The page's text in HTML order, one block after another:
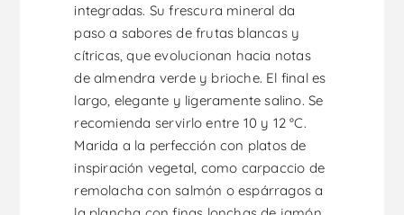
integradas. Su frescura mineral da
paso a sabores de frutas blancas y
cítricas, que evolucionan hacia notas
de almendra verde y brioche. El final es
largo, elegante y ligeramente salino. Se
recomienda servirlo entre 10 y 12 °C.
Marida a la perfección con platos de
inspiración vegetal, como carpaccio de
remolacha con salmón o espárragos a